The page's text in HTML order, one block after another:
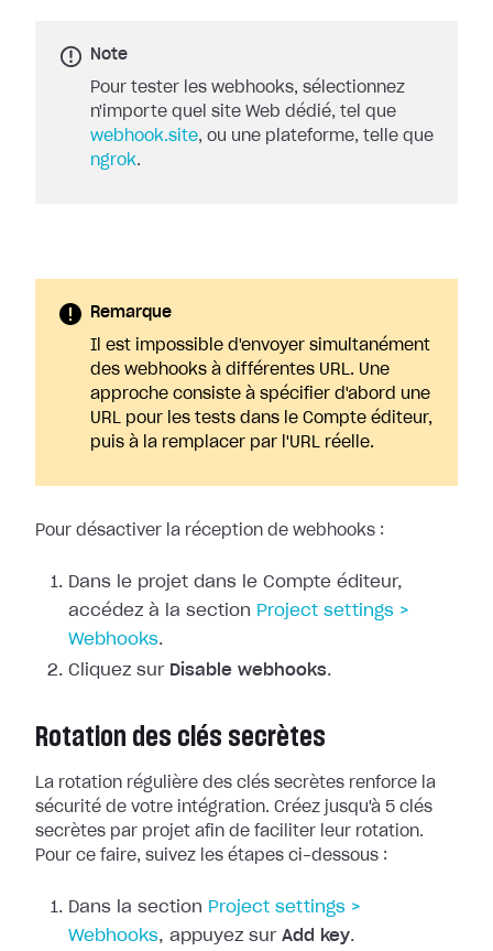
Note
Pour tester les webhooks, sélectionnez
n'importe quel site Web dédié, tel que
webhook.site, ou une plateforme, telle que
ngrok.
Remarque
Il est impossible d'envoyer simultanément
des webhooks à différentes URL. Une
approche consiste à spécifier d'abord une
URL pour les tests dans le Compte éditeur,
puis à la remplacer par l'URL réelle.
Pour désactiver la réception de webhooks :
Dans le projet dans le Compte éditeur,
accédez à la section Project settings >
Webhooks.
Cliquez sur Disable webhooks.
Rotation des clés secrètes
La rotation régulière des clés secrètes renforce la
sécurité de votre
intégration. Créez jusqu'à 5 clés
secrètes par projet afin de faciliter leur rotation.
Pour ce faire, suivez les étapes ci-dessous :
Dans la section Project settings >
Webhooks, appuyez sur Add key.